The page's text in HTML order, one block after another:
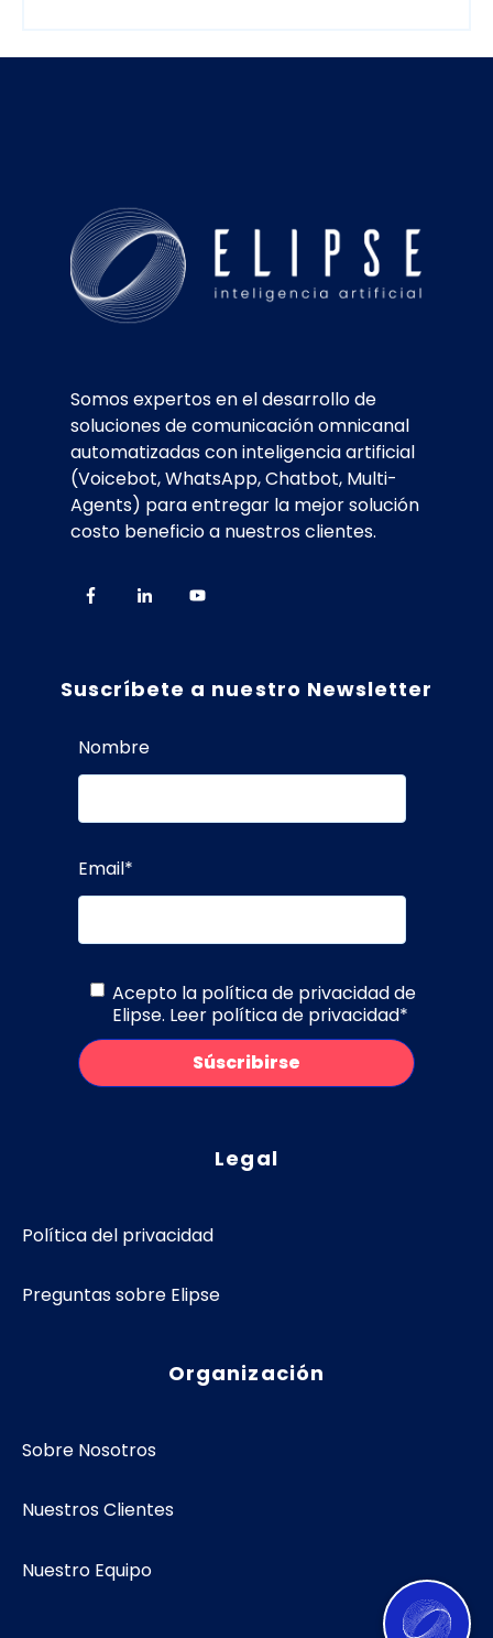
Somos expertos en el desarrollo de
soluciones de comunicación omnicanal
automatizadas con inteligencia artificial
(Voicebot, WhatsApp, Chatbot, Multi-
Agents) para entregar la mejor solución
costo beneficio a nuestros clientes.
Suscríbete a nuestro Newsletter
Nombre
Email*
Acepto la política de privacidad de
Elipse. Leer política de privacidad*
Legal
Política del privacidad
Preguntas sobre Elipse
Organización
Sobre Nosotros
Nuestros Clientes
Nuestro Equipo